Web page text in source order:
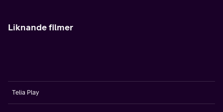
Liknande filmer
Telia Play